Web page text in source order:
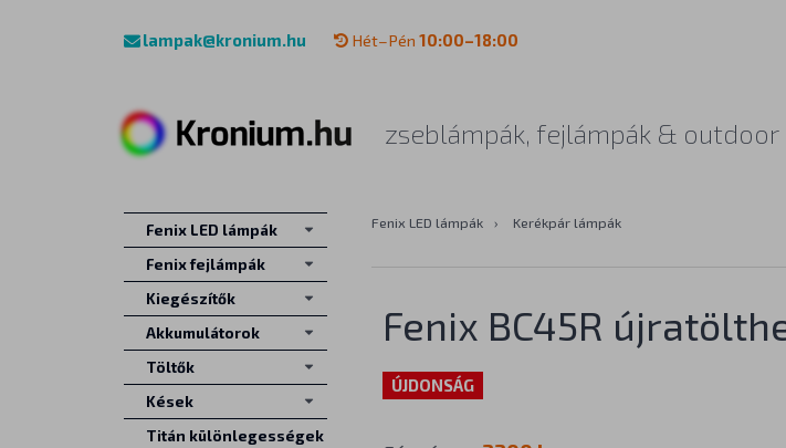
lampak@kronium.hu Hét–Pén 10:00–18:00
zseblámpák, fejlámpák & outdoor
Fenix LED lámpák › Kerékpár lámpák
Fenix BC45R
ÚJDONSÁG
Fenix LED lámpák
Fenix fejlámpák
Kiegészítők
Akkumulátorok
Töltők
Kések
Titán különlegességek